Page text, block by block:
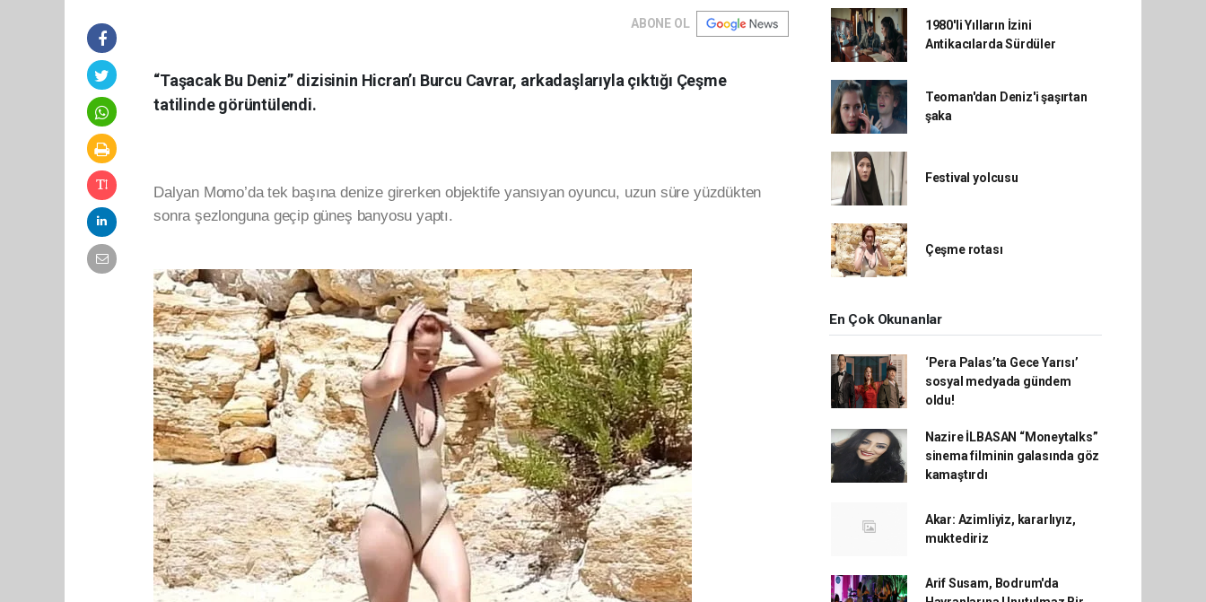
ABONE OL
“Taşacak Bu Deniz” dizisinin Hicran’ı Burcu Cavrar, arkadaşlarıyla çıktığı Çeşme
tatilinde görüntülendi.
Dalyan Momo’da tek başına denize girerken objektife yansıyan oyuncu, uzun süre yüzdükten
sonra şezlonguna geçip güneş banyosu yaptı.
1980'li Yılların İzini
Antikacılarda Sürdüler
Teoman'dan Deniz'i şaşırtan
şaka
Festival yolcusu
Çeşme rotası
En Çok Okunanlar
‘Pera Palas’ta Gece Yarısı’
sosyal medyada gündem
oldu!
Nazire İLBASAN “Moneytalks”
sinema filminin galasında göz
kamaştırdı
Akar: Azimliyiz, kararlıyız,
muktediriz
Arif Susam, Bodrum'da